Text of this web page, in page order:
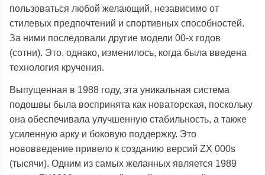
пользоваться любой желающий, независимо от
стилевых предпочтений и спортивных способностей.
За ними последовали другие модели 00-х годов
(сотни). Это, однако, изменилось, когда была введена
технология кручения.
Выпущенная в 1988 году, эта уникальная система
подошвы была воспринята как новаторская, поскольку
она обеспечивала улучшенную стабильность, а также
усиленную арку и боковую поддержку. Это
нововведение привело к созданию версий ZX 000s
(тысячи). Одним из самых желанных является 1989